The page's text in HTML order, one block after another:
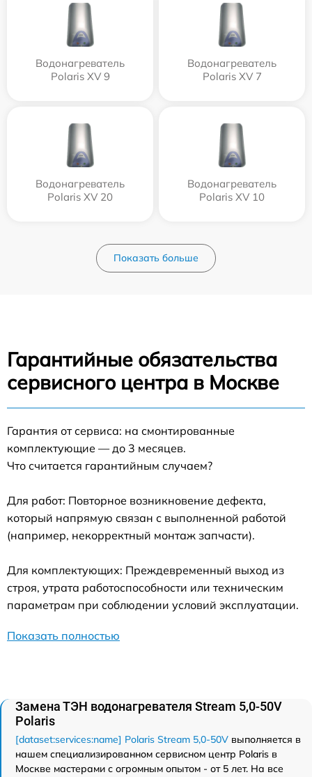
Водонагреватель
Polaris XV 9
Водонагреватель
Polaris XV 7
Водонагреватель
Polaris XV 20
Водонагреватель
Polaris XV 10
Показать больше
Гарантийные обязательства
сервисного центра в Москве
Гарантия от сервиса: на смонтированные
комплектующие — до 3 месяцев.
Что считается гарантийным случаем?
Для работ: Повторное возникновение дефекта,
который напрямую связан с выполненной работой
(например, некорректный монтаж запчасти).
Для комплектующих: Преждевременный выход из
строя, утрата работоспособности или техническим
параметрам при соблюдении условий эксплуатации.
Показать полностью
Замена ТЭН водонагревателя Stream 5,0-50V
Polaris
[dataset:services:name] Polaris Stream 5,0-50V выполняется в
нашем специализированном сервисном центр Polaris в
Москве мастерами с огромным опытом - от 5 лет. На все